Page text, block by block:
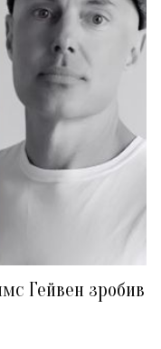
Гейвен зробив